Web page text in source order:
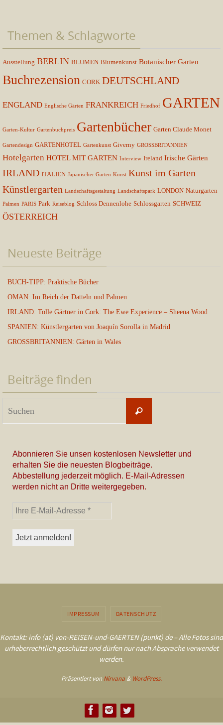
Themen & Schlagworte
Ausstellung BERLIN BLUMEN Blumenkunst Botanischer Garten
Buchrezension CORK DEUTSCHLAND
ENGLAND Englische Gärten FRANKREICH Friedhof GARTEN
Garten-Kultur Gartenbuchpreis Gartenbücher Garten Claude Monet
Gartendesign GARTENHOTEL Gartenkunst Giverny GROSSBRITANNIEN
Hotelgarten HOTEL MIT GARTEN Interview Ireland Irische Gärten
IRLAND ITALIEN Japanischer Garten Kunst Kunst im Garten
Künstlergarten Landschaftsgestaltung Landschaftspark LONDON Naturgarten
Palmen PARIS Park Reiseblog Schloss Dennenlohe Schlossgarten SCHWEIZ
ÖSTERREICH
Neueste Beiträge
BUCH-TIPP: Praktische Bücher
OMAN: Im Reich der Datteln und Palmen
IRLAND: Tolle Gärtner in Cork: The Ewe Experience – Sheena Wood
SPANIEN: Künstlergarten von Joaquín Sorolla in Madrid
GROSSBRITANNIEN: Gärten in Wales
Beiträge finden
Suchen
Abonnieren Sie unsen kostenlosen Newsletter und
erhalten Sie die neuesten Blogbeiträge.
Abbestellung jederzeit möglich. E-Mail-Adressen
werden nicht an Dritte weitergegeben.
IMPRESSUM DATENSCHUTZ
Kontakt: info (at) von-REISEN-und-GAERTEN (punkt) de – Alle Fotos sind
urheberrechtlich geschützt und dürfen nur nach Absprache verwendet
werden.
Präsentiert vonNirvana & WordPress.